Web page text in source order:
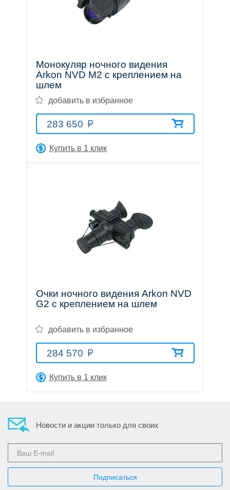
Монокуляр ночного видения
Arkon NVD M2 с креплением на
шлем
добавить в избранное
283 650
Купить в 1 клик
Очки ночного видения Arkon NVD
G2 с креплением на шлем
добавить в избранное
284 570
Купить в 1 клик
Новости и акции только для своих